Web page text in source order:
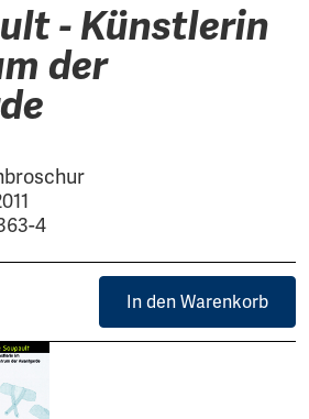
- Künstlerin
der
4
In den Warenkorb